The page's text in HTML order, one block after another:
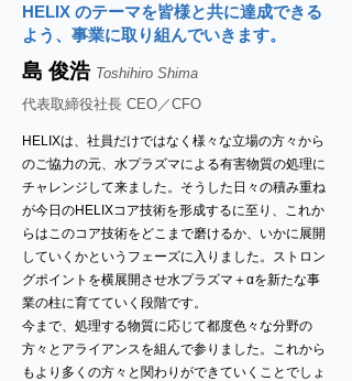
HELIX のテーマを皆様と共に達成できる
よう、事業に取り組んでいきます。
島 俊浩 Toshihiro Shima
代表取締役社長 CEO／CFO
HELIXは、社員だけではなく様々な立場の方々から
のご協力の元、水プラズマによる有害物質の処理に
チャレンジして来ました。そうした日々の積み重ね
が今日のHELIXコア技術を形成するに至り、これか
らはこのコア技術をどこまで磨けるか、いかに展開
していくかというフェーズに入りました。ストロン
グポイントを横展開させ水プラズマ＋αを新たな事
業の柱に育てていく段階です。
今まで、処理する物質に応じて都度色々な分野の
方々とアライアンスを組んで参りました。これから
もより多くの方々と関わりができていくことでしょ